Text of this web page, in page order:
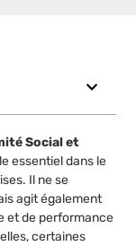
Social et
essentiel dans le
Il ne se
agit également
et de performance
certaines